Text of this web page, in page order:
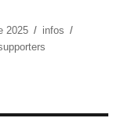
2025 Catégories
infos